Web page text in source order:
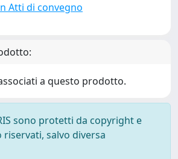
Atti di convegno
a questo prodotto.
sono protetti da copyright e
salvo diversa